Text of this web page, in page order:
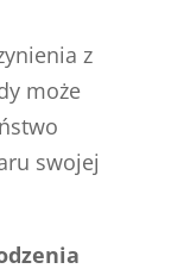
z
może
swojej